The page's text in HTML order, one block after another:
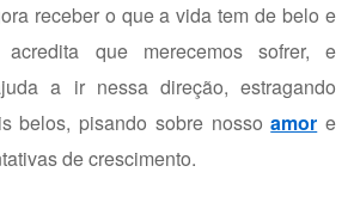
receber o que a vida tem de belo e
que merecemos sofrer, e
a ir nessa direção, estragando
belos, pisando sobre nossoamor e
de crescimento.